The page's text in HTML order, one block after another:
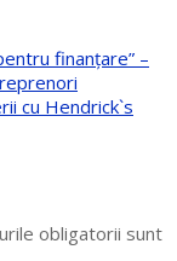
finanțare” –
cu Hendrick`s
obligatorii sunt